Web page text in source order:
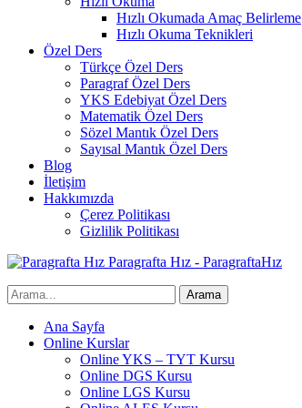
Hızlı Okumada Amaç Belirleme
Hızlı Okuma Teknikleri
Özel Ders
Türkçe Özel Ders
Paragraf Özel Ders
YKS Edebiyat Özel Ders
Matematik Özel Ders
Sözel Mantık Özel Ders
Sayısal Mantık Özel Ders
Blog
İletişim
Hakkımızda
Çerez Politikası
Gizlilik Politikası
Paragrafta Hız - ParagraftaHız
Ana Sayfa
Online Kurslar
Online YKS – TYT Kursu
Online DGS Kursu
Online LGS Kursu